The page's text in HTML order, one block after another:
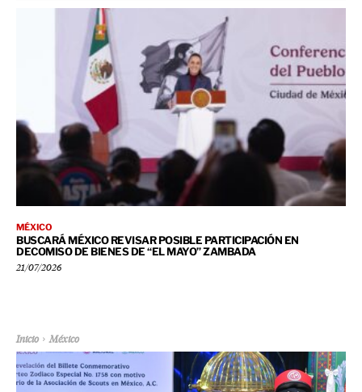
MÉXICO
BUSCARÁ MÉXICO REVISAR POSIBLE PARTICIPACIÓN EN
DECOMISO DE BIENES DE “EL MAYO” ZAMBADA
21/07/2026